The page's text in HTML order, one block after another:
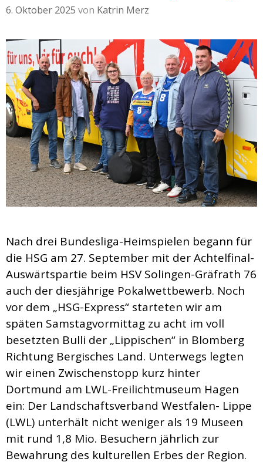
6. Oktober 2025 von Katrin Merz
Nach drei Bundesliga-Heimspielen begann für
die HSG am 27. September mit der Achtelfinal-
Auswärtspartie beim HSV Solingen-Gräfrath 76
auch der diesjährige Pokalwettbewerb. Noch
vor dem „HSG-Express“ starteten wir am
späten Samstagvormittag zu acht im voll
besetzten Bulli der „Lippischen“ in Blomberg
Richtung Bergisches Land. Unterwegs legten
wir einen Zwischenstopp kurz hinter
Dortmund am LWL-Freilichtmuseum Hagen
ein: Der Landschaftsverband Westfalen- Lippe
(LWL) unterhält nicht weniger als 19 Museen
mit rund 1,8 Mio. Besuchern jährlich zur
Bewahrung des kulturellen Erbes der Region.